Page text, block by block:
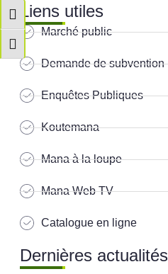
Passer en contraste élevé
Changer la taille de la police
Liens utiles
Marché public
Demande de subvention
Enquêtes Publiques
Koutemana
Mana à la loupe
Mana Web TV
Catalogue en ligne
Dernières actualités